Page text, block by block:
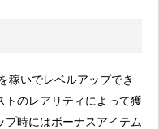
稼いでレベルアップでき
トのレアリティによって獲
プ時にはボーナスアイテム